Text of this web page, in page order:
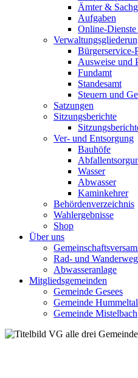
Ämter &
Aufgaben
Online-
Bürgerservice-
Ausweise und
Fundamt
Standesamt
Steuern und
Satzungen
Sitzungsberichte
Ver- und Entsorgung
Bauhöfe
Wasser
Abwasser
Kaminkehrer
Behördenverzeichnis
Wahlergebnisse
Shop
Über uns
Rad- und
Abwasseranlage
Mitgliedsgemeinden
Gemeinde Gesees
Gemeinde Hummeltal
Gemeinde Mistelbach